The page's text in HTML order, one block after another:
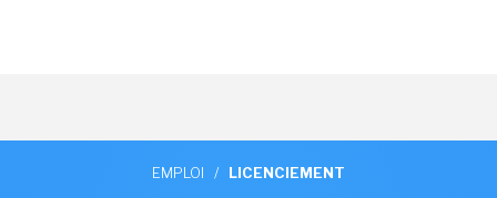
EMPLOI / LICENCIEMENT